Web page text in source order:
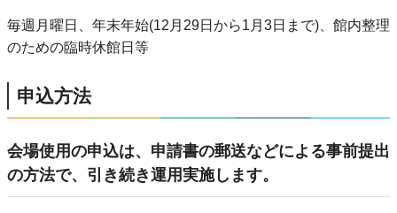
毎週月曜日、年末年始(12月29日から1月3日まで)、館内整理
のための臨時休館日等
申込方法
会場使用の申込は、申請書の郵送などによる事前提出
の方法で、引き続き運用実施します。